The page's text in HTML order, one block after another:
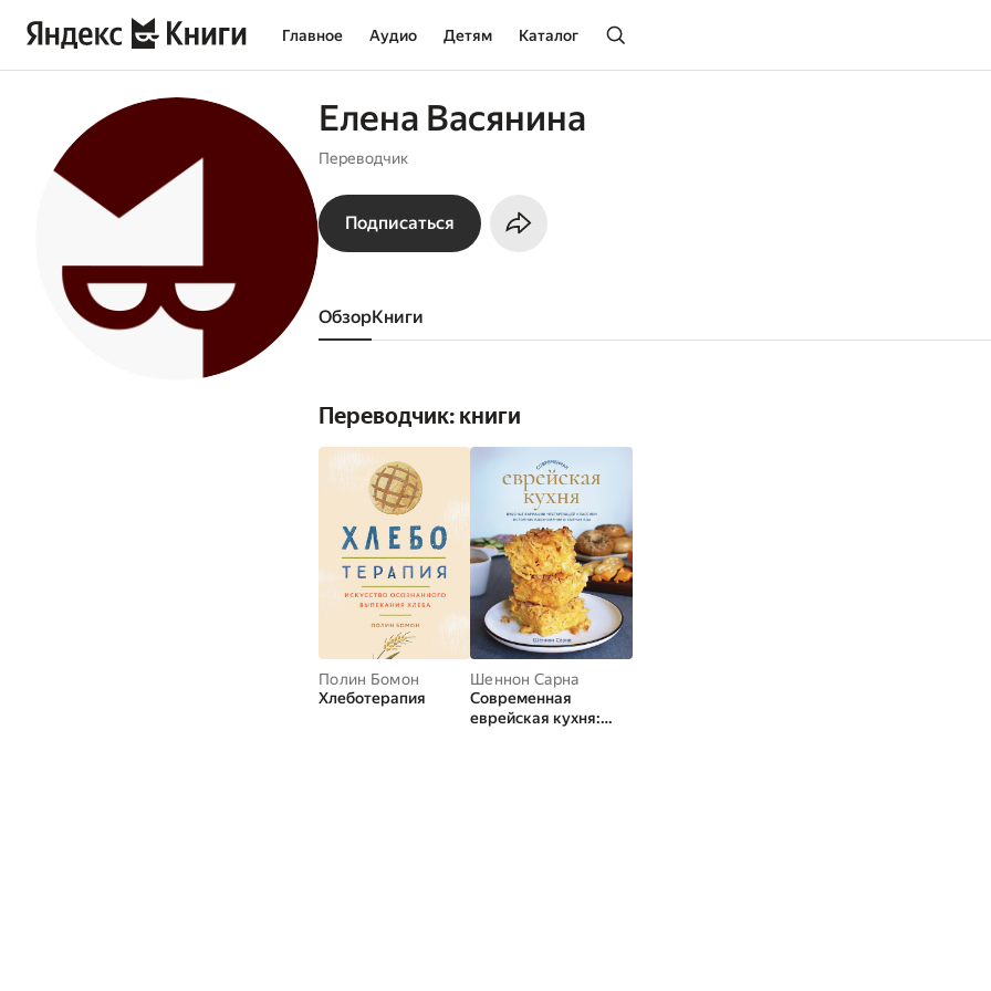
Главное Аудио Детям Каталог
Елена Васянина
Переводчик
Подписаться
Обзор книги
Переводчик: книги
Полин Бомон
Хлеботерапия
Шеннон Сарна
Современная
еврейская кухня: